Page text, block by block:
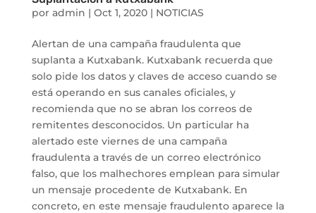
por admin | Oct 1, 2020| NOTICIAS
Alertan de una campaña fraudulenta que
suplanta a Kutxabank. Kutxabank recuerda que
solo pide los datos y claves de acceso cuando se
está operando en sus canales oficiales, y
recomienda que no se abran los correos de
remitentes desconocidos. Un particular ha
alertado este viernes de una campaña
fraudulenta a través de un correo electrónico
falso, que los malhechores emplean para simular
un mensaje procedente de Kutxabank. En
concreto, en este mensaje fraudulento aparece la